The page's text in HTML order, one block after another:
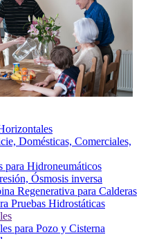
Domésticas, Comerciales,
para Hidroneumáticos
Ósmosis inversa
Regenerativa para Calderas
Pruebas Hidrostáticas
para Pozo y Cisterna